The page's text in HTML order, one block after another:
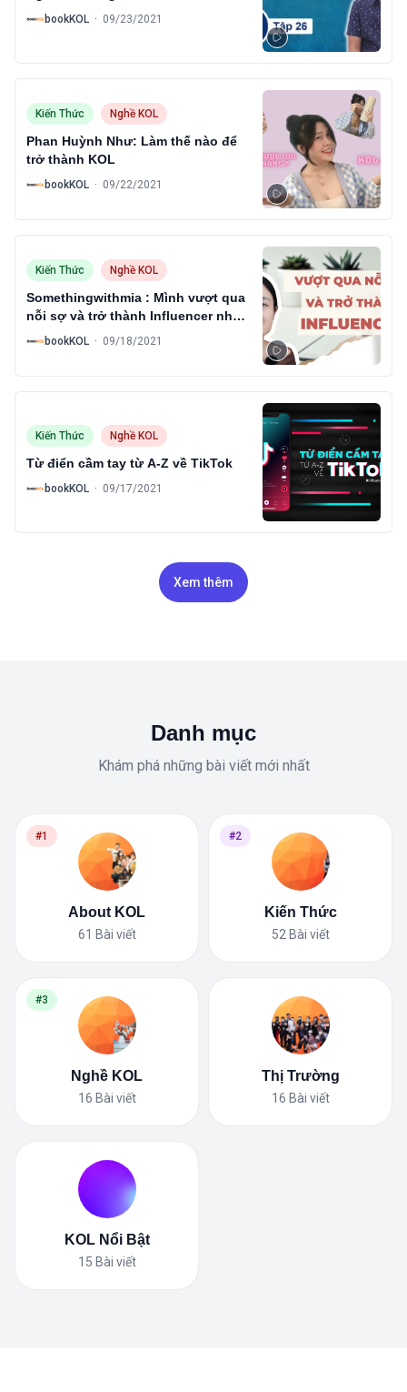
B bookKOL · 09/23/2021
Kiến Thức Nghề KOL
Phan Huỳnh Như: Làm thế nào để
trở thành KOL
B bookKOL · 09/22/2021
Kiến Thức Nghề KOL
Somethingwithmia : Mình vượt qua
nỗi sợ và trở thành Influencer như
thế nào?
B bookKOL · 09/18/2021
Kiến Thức Nghề KOL
Từ điển cầm tay từ A-Z về TikTok
B bookKOL · 09/17/2021
Xem thêm
Danh mục
Khám phá những bài viết mới nhất
#1
About KOL
61 Bài viết
#2
Kiến Thức
52 Bài viết
#3
Nghề KOL
16 Bài viết
Thị Trường
16 Bài viết
KOL Nổi Bật
15 Bài viết